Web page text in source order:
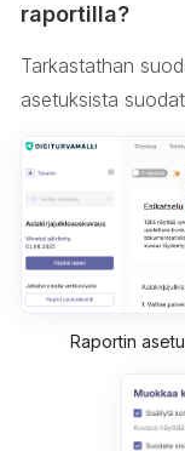
raportilla?
Tarkastathan
asetuksista
Raportin